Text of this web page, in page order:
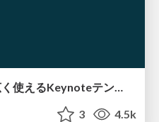
Zenから箇条書きまで幅広く使えるKeynoteテンプレート「Zebra 2」の紹介 / Introducing Zebra 2
3 4.5k